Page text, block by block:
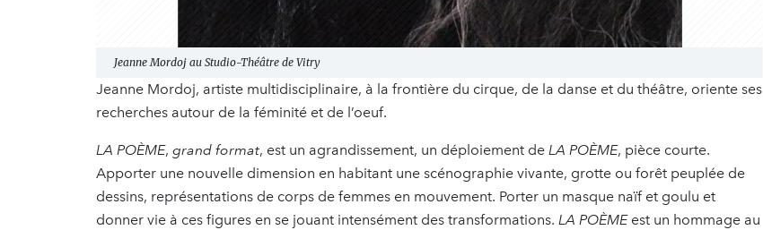
Jeanne Mordoj au Studio-Théâtre de Vitry
Jeanne Mordoj, artiste multidisciplinaire, à la frontière du cirque, de la danse et du théâtre, oriente ses
recherches autour de la féminité et de l’oeuf.
LA POÈME, grand format, est un agrandissement, un déploiement de LA POÈME, pièce courte.
Apporter une nouvelle dimension en habitant une scénographie vivante, grotte ou forêt peuplée de
dessins, représentations de corps de femmes en mouvement. Porter un masque naïf et goulu et
donner vie à ces figures en se jouant intensément des transformations. LA POÈME est un hommage au